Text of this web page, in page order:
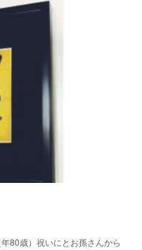
80歳）祝いにとお孫さんから